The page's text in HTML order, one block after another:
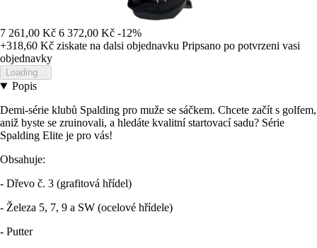
7 261,00 Kč 6 372,00 Kč -12%
+318,60 Kč ziskate na dalsi objednavku Pripsano po potvrzeni vasi
objednavky
Loading...
Popis
Demi-série klubů Spalding pro muže se sáčkem. Chcete začít s golfem,
aniž byste se zruinovali, a hledáte kvalitní startovací sadu? Série
Spalding Elite je pro vás!
Obsahuje:
- Dřevo č. 3 (grafitová hřídel)
- Železa 5, 7, 9 a SW (ocelové hřídele)
- Putter